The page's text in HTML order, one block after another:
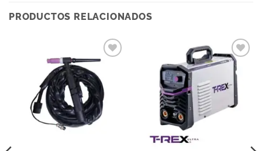
PRODUCTOS RELACIONADOS
a la
lista
de
deseos
Añadir
lista
deseos